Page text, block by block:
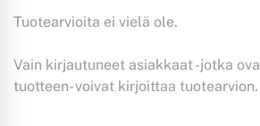
Tuotearvioita ei vielä ole.
Vain kirjautuneet asiakkaat -jotka
tuotteen- voivat kirjoittaa tuotearvion.